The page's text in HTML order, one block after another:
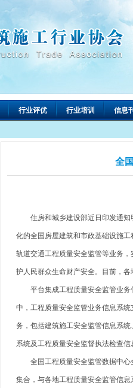
行业评优 行业培训 信息
全
住房和城乡建设部近日印发通知明
化的全国房屋建筑和市政基础设施
轨道交通工程质量安全监管等业务
护人民群众生命财产安全。目前，
平台集成工程质量安全监管业务
中，工程质量安全监管业务信息系
务，包括建筑施工安全监管信息系
系统及工程质量安全监督执法检查信
全国工程质量安全监管数据中心
集合，与各地工程质量安全监管信